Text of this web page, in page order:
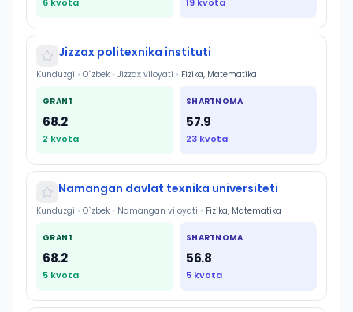
Jizzax politexnika instituti
Kunduzgi • O`zbek • Jizzax viloyati • Fizika, Matematika
GRANT
68.2
2 kvota
SHARTNOMA
57.9
23 kvota
Namangan davlat texnika universiteti
Kunduzgi • O`zbek • Namangan viloyati • Fizika, Matematika
GRANT
68.2
5 kvota
SHARTNOMA
56.8
5 kvota